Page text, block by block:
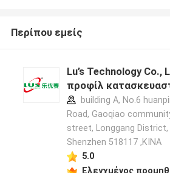
Περίπου εμείς
Lu’s Technology Co.,
προφίλ
building A, No.6
Road, Gaoqiao
street, Longgang District,
Shenzhen 518117 ,ΚΙΝΑ
5.0
Ελεγχμένος